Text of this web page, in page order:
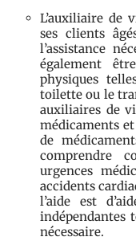
L’auxiliaire de
ses clients
l’assistance
également
physiques
toilette ou le
auxiliaires de
médicaments
de
comprendre
urgences
accidents
l’aide est
indépendantes
nécessaire.